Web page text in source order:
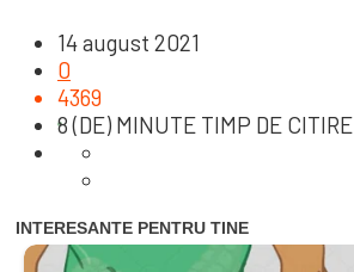
14 august 2021
0
4369
8 (DE) MINUTE TIMP DE CITIRE